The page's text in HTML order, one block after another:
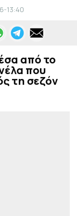
13:40
από το
που
τη σεζόν